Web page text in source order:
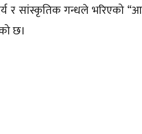
र सांस्कृतिक गन्धले भरिएको
छ।